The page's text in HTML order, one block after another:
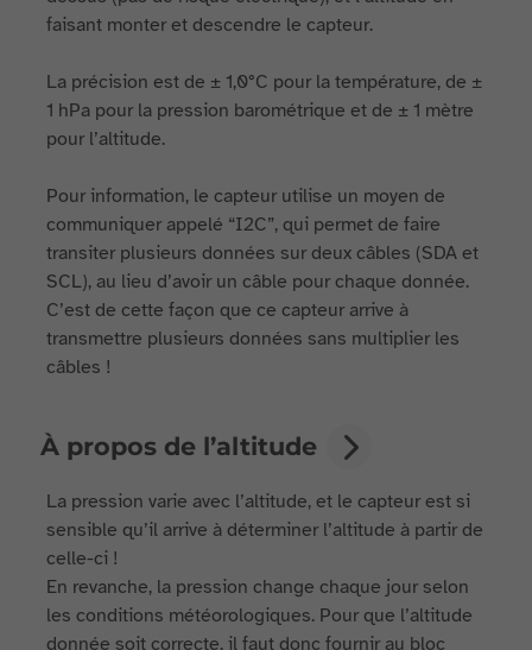
faisant monter et descendre le capteur.
La précision est de ± 1,0°C pour la température, de ±
1 hPa pour la pression barométrique et de ± 1 mètre
pour l’altitude.
Pour information, le capteur utilise un moyen de
communiquer appelé “I2C”, qui permet de faire
transiter plusieurs données sur deux câbles (SDA et
SCL), au lieu d’avoir un câble pour chaque donnée.
C’est de cette façon que ce capteur arrive à
transmettre plusieurs données sans multiplier les
câbles !
À propos de l’altitude
La pression varie avec l’altitude, et le capteur est si
sensible qu’il arrive à déterminer l’altitude à partir de
celle-ci !
En revanche, la pression change chaque jour selon
les conditions météorologiques. Pour que l’altitude
donnée soit correcte, il faut donc fournir au bloc